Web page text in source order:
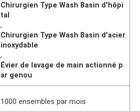
Chirurgien Type Wash Basin d'hôpi
tal
,
Chirurgien Type Wash Basin d'acier
inoxydable
,
Évier de lavage de main actionné p
ar genou
1000 ensembles par mois